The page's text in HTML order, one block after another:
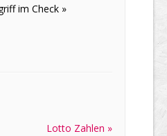
im Check »
Lotto Zahlen »